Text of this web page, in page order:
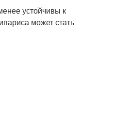
устойчивы к
может стать